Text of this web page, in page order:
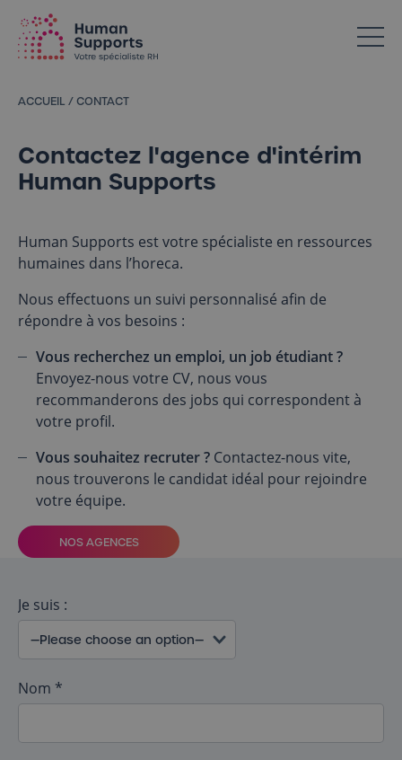
Votre spécialiste en ressources humaines dans l’Horeca
ACCUEIL /CONTACT
Contactez l'agence d'intérim
Human Supports
Human Supports est votre spécialiste en ressources
humaines dans l’horeca.
Nous effectuons un suivi personnalisé afin de
répondre à vos besoins :
Vous recherchez un emploi, un job étudiant ?
Envoyez-nous votre CV, nous vous
recommanderons des jobs qui correspondent à
votre profil.
Vous souhaitez recruter ? Contactez-nous vite,
nous trouverons le candidat idéal pour rejoindre
votre équipe.
NOS AGENCES
Je suis :
Nom *